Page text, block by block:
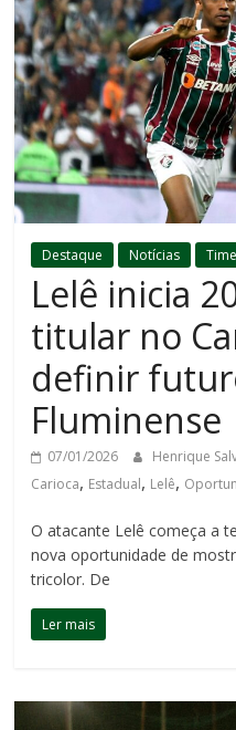
Destaque Notícias
Lelê inicia
titular no
definir
Fluminense
07/01/2026 Henrique
Carioca, Estadual, Lelê,
O atacante Lelê começa a
nova oportunidade de
tricolor. De
Ler mais